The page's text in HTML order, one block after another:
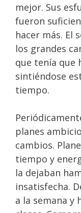
mejor. Sus
fueron
hacer más. El
los grandes
que tenía que
sintiéndose
tiempo.
planes
cambios.
tiempo y
la dejaban
insatisfecha.
a la semana y